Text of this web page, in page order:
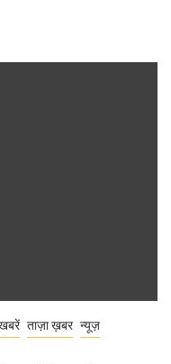
ताज़ा ख़बर न्यूज़